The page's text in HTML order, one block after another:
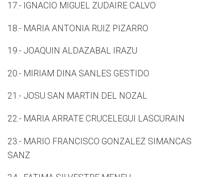
17.- IGNACIO MIGUEL ZUDAIRE CALVO
18.- MARIA ANTONIA RUIZ PIZARRO
19.- JOAQUIN ALDAZABAL IRAZU
20.- MIRIAM DINA SANLES GESTIDO
21.- JOSU SAN MARTIN DEL NOZAL
22.- MARIA ARRATE CRUCELEGUI LASCURAIN
23.- MARIO FRANCISCO GONZALEZ SIMANCAS
SANZ